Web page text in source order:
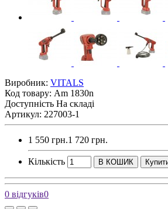
Виробник: VITALS
Код товару: Am 1830n
Доступність На складі
Артикул: 227003-1
1 550 грн.1 720 грн.
Кількість В КОШИК
0 відгуків0